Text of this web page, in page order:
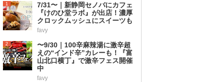
1
7/31〜｜新静岡セノバにカフェ
『けのひ堂ラボ』が出店！濃厚
クロックムッシュにスイーツも
favy
2
〜9/30｜100辛麻辣湯に激辛超
えの“インド辛”カレーも！『富
山北口横丁』で激辛フェス開催
中
favy